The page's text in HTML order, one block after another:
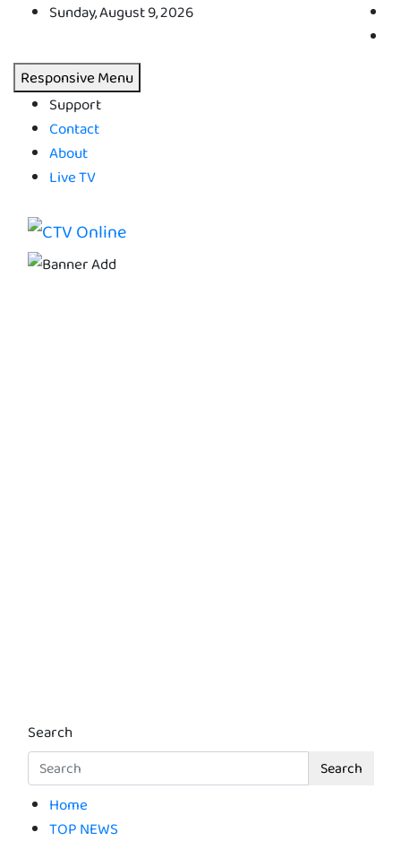
content
Sunday, August 9, 2026
Responsive Menu
Support
Contact
About
Live TV
CTV Online
Search
Search
Home
TOP NEWS